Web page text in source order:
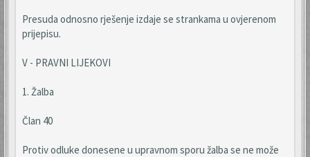
Presuda odnosno rješenje izdaje se strankama u ovjerenom
prijepisu.
V - PRAVNI LIJEKOVI
1. Žalba
Član 40
Protiv odluke donesene u upravnom sporu žalba se ne može